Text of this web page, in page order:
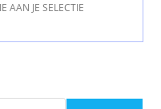
AAN JE SELECTIE